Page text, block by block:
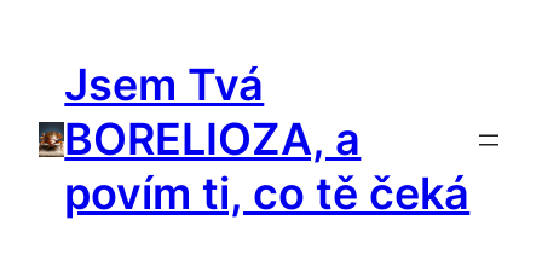
Jsem Tvá
BORELIOZA, a
povím ti, co tě čeká